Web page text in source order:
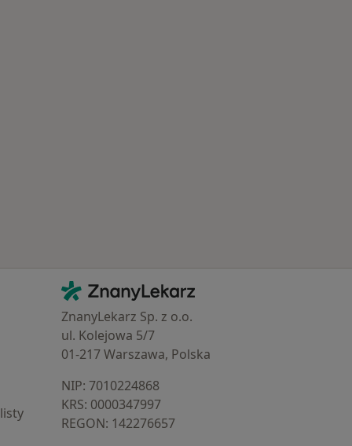
Kontakt
ZnanyLekarz - Strona główna
ZnanyLekarz Sp. z o.o.
ul. Kolejowa 5/7
01-217 Warszawa, Polska
NIP: ⁠7010224868
KRS: ⁠0000347997
REGON: ⁠142276657